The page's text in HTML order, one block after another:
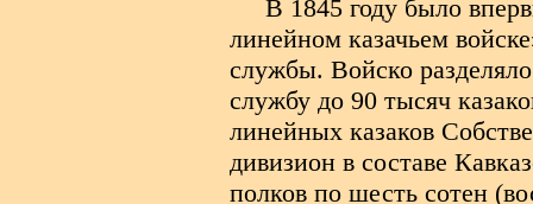
В 1845 году было
линейном казачьем
службы. Войско
службу до 90 тысяч
линейных казаков
дивизион в составе
полков по шесть сотен